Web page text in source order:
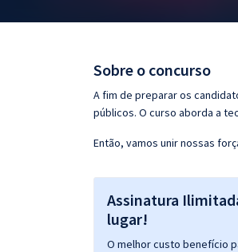
Conteúdo gratuito
Sobre o concurso
A fim de preparar os
públicos. O curso aborda a
Então, vamos unir nossas
Assinatura
lugar!
O melhor custo benefício